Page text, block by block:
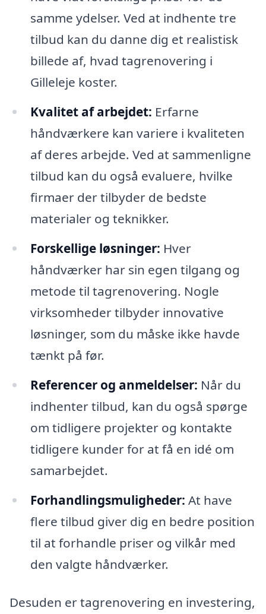
samme ydelser. Ved at indhente tre
tilbud kan du danne dig et realistisk
billede af, hvad tagrenovering i
Gilleleje koster.
Kvalitet af arbejdet: Erfarne
håndværkere kan variere i kvaliteten
af deres arbejde. Ved at sammenligne
tilbud kan du også evaluere, hvilke
firmaer der tilbyder de bedste
materialer og teknikker.
Forskellige løsninger: Hver
håndværker har sin egen tilgang og
metode til tagrenovering. Nogle
virksomheder tilbyder innovative
løsninger, som du måske ikke havde
tænkt på før.
Referencer og anmeldelser: Når du
indhenter tilbud, kan du også spørge
om tidligere projekter og kontakte
tidligere kunder for at få en idé om
samarbejdet.
Forhandlingsmuligheder: At have
flere tilbud giver dig en bedre position
til at forhandle priser og vilkår med
den valgte håndværker.
Desuden er tagrenovering en investering,